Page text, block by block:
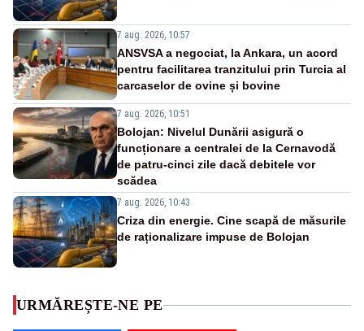
7 aug. 2026, 10:57
ANSVSA a negociat, la Ankara, un acord
pentru facilitarea tranzitului prin Turcia al
carcaselor de ovine și bovine
7 aug. 2026, 10:51
Bolojan: Nivelul Dunării asigură o
funcționare a centralei de la Cernavodă
de patru-cinci zile dacă debitele vor
scădea
7 aug. 2026, 10:43
Criza din energie. Cine scapă de măsurile
de raționalizare impuse de Bolojan
URMĂREȘTE-NE PE